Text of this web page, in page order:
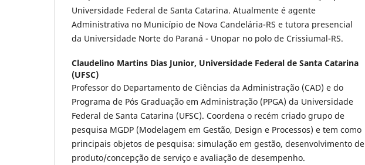
Universidade Federal de Santa Catarina. Atualmente é agente
Administrativa no Município de Nova Candelária-RS e tutora presencial
da Universidade Norte do Paraná - Unopar no polo de Crissiumal-RS.
Claudelino Martins Dias Junior, Universidade Federal de Santa Catarina
(UFSC)
Professor do Departamento de Ciências da Administração (CAD) e do
Programa de Pós Graduação em Administração (PPGA) da Universidade
Federal de Santa Catarina (UFSC). Coordena o recém criado grupo de
pesquisa MGDP (Modelagem em Gestão, Design e Processos) e tem como
principais objetos de pesquisa: simulação em gestão, desenvolvimento de
produto/concepção de serviço e avaliação de desempenho.